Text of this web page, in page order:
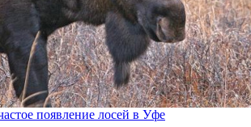
появление лосей в Уфе